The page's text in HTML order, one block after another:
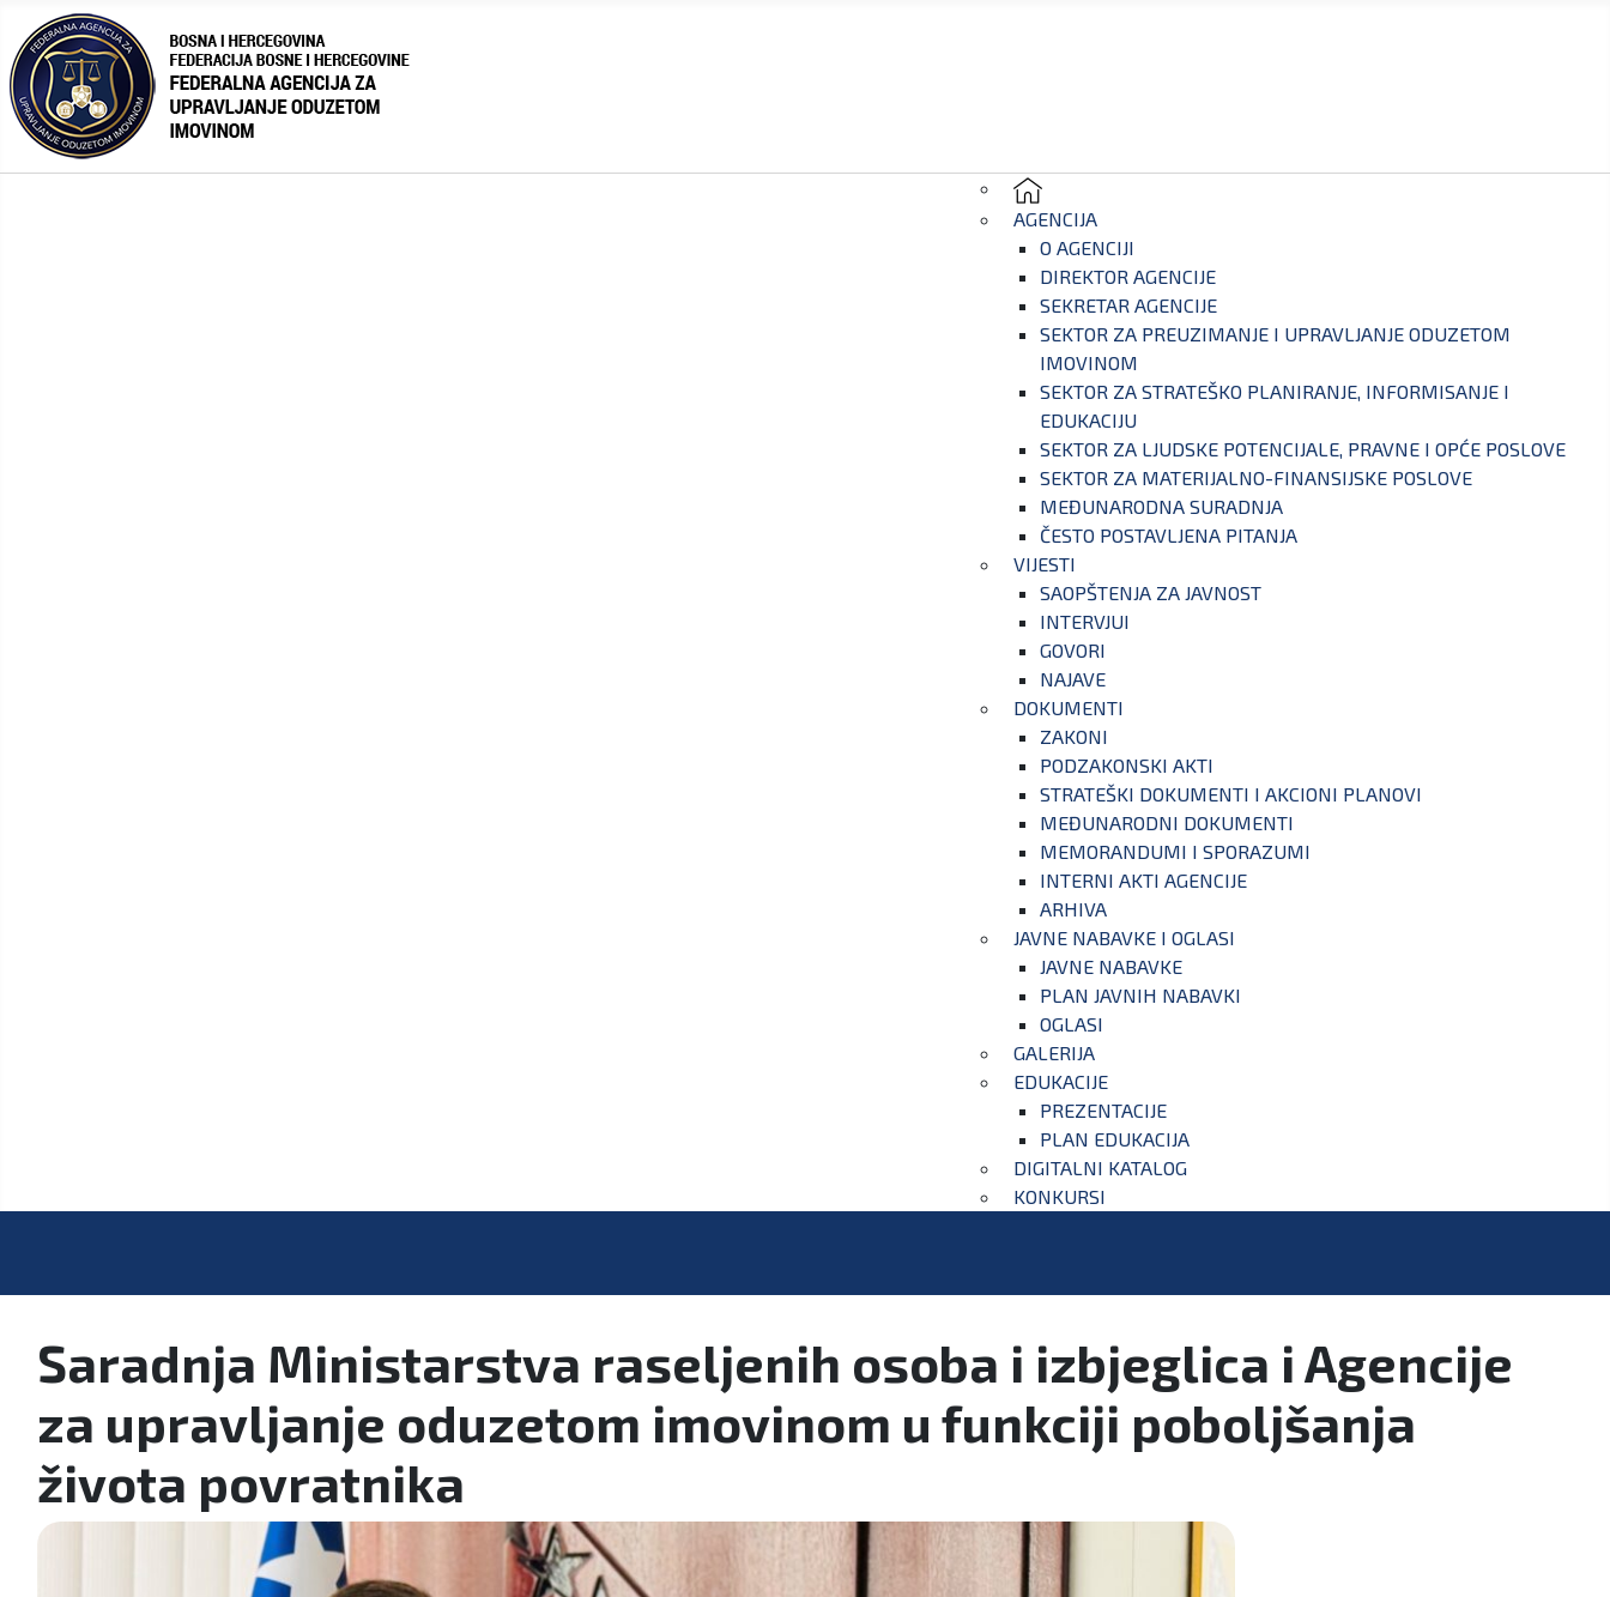
AGENCIJA
O AGENCIJI
DIREKTOR AGENCIJE
SEKRETAR AGENCIJE
SEKTOR ZA PREUZIMANJE I UPRAVLJANJE ODUZETOM
IMOVINOM
SEKTOR ZA STRATEŠKO PLANIRANJE, INFORMISANJE I
EDUKACIJU
SEKTOR ZA LJUDSKE POTENCIJALE, PRAVNE I OPĆE POSLOVE
SEKTOR ZA MATERIJALNO-FINANSIJSKE POSLOVE
MEĐUNARODNA SURADNJA
ČESTO POSTAVLJENA PITANJA
VIJESTI
SAOPŠTENJA ZA JAVNOST
INTERVJUI
GOVORI
NAJAVE
DOKUMENTI
ZAKONI
PODZAKONSKI AKTI
STRATEŠKI DOKUMENTI I AKCIONI PLANOVI
MEĐUNARODNI DOKUMENTI
MEMORANDUMI I SPORAZUMI
INTERNI AKTI AGENCIJE
ARHIVA
JAVNE NABAVKE I OGLASI
JAVNE NABAVKE
PLAN JAVNIH NABAVKI
OGLASI
GALERIJA
EDUKACIJE
PREZENTACIJE
PLAN EDUKACIJA
DIGITALNI KATALOG
KONKURSI
Saradnja Ministarstva raseljenih osoba i izbjeglica i Agencije
za upravljanje oduzetom imovinom u funkciji poboljšanja
života povratnika